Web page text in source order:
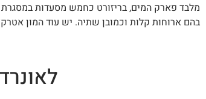
מלבד פארק המים, בריזורט כחמש מסעדות במסגרת
בהם ארוחות קלות וכמובן שתיה. יש עוד המון